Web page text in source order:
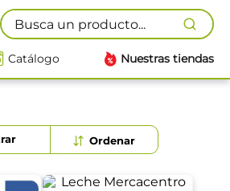
Busca un producto...
Catálogo Nuestras tiendas